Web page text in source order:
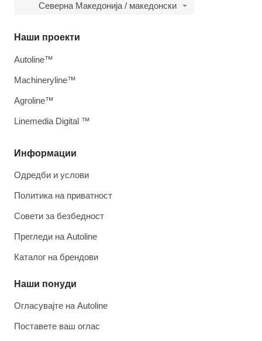
Северна Македонија / македонски
Информации
Одредби и услови
Политика на приватност
Совети за безбедност
Прегледи на Autoline
Каталог на брендови
Наши понуди
Огласувајте на Autoline
Поставете ваш оглас
Наши проекти
Autoline™
Machineryline™
Agroline™
Linemedia Digital ™